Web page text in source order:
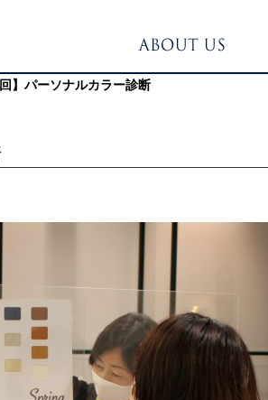
回】パーソナルカラー診断